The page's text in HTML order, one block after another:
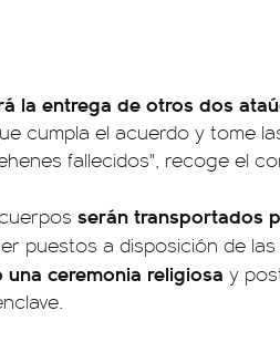
la entrega de otros dos
cumpla el acuerdo y tome
fallecidos", recoge el
serán transportados
puestos a disposición de
una ceremonia religiosa y